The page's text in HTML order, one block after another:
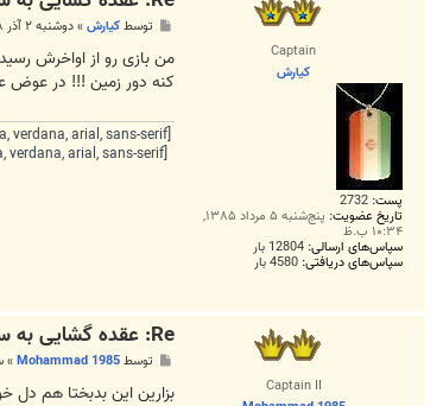
Captain
كيارش
پست: 2732
تاریخ عضویت: پنج‌شنبه ۵ مرداد ۱۳۸۵,
۱۰:۳۴ ب.ظ
سپاس‌های ارسالی: 12804 بار
سپاس‌های دریافتی: 4580 بار
ت
توسطكيارش»دوشنبه ۲ آذر ۱۳۸۸, ۱۱:۲۵ ب.ظ
من بازی رو از اواخرش
کنه دور زمین !!! در عوض عکس پادشاه شون 10 در
[FONT=lucida grande, tahoma, verdana, arial, sans-serif] این خسته به شمشیر تو تقدیر نبود,
[FONT=lucida grande, tahoma, verdana, arial, sans-serif]ور نه هیچ از دل بی‌رحم تو تقصیر
Captain II
Re: عقده گشایی به سبک اردنی علیه ایران
ت
توسطMohammad 1985
»
بزارین این بدبختا هم